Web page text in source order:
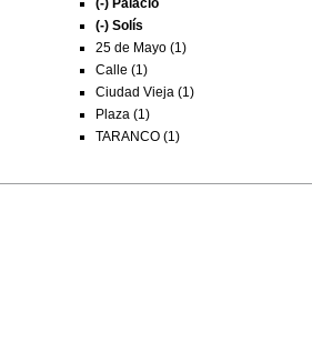
(-) Palacio
(-) Solís
25 de Mayo (1)
Calle (1)
Ciudad Vieja (1)
Plaza (1)
TARANCO (1)